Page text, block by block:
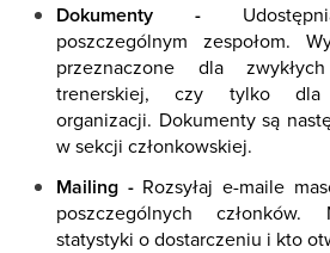
Dokumenty -
poszczególnym zespołom.
przeznaczone dla zwykłych
trenerskiej, czy tylko dla
organizacji. Dokumenty są
w sekcji członkowskiej.
Mailing - Rozsyłaj e-maile
poszczególnych członków.
statystyki o dostarczeniu i kto